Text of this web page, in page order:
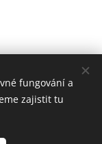
fungování a
zajistit tu